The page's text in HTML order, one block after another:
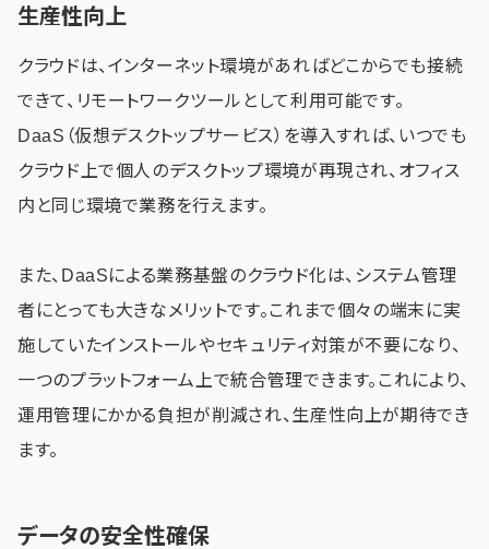
生産性向上
クラウドは、インターネット環境があればどこからでも接続
できて、リモートワークツールとして利用可能です。
DaaS（仮想デスクトップサービス）を導入すれば、いつでも
クラウド上で個人のデスクトップ環境が再現され、オフィス
内と同じ環境で業務を行えます。
また、DaaSによる業務基盤のクラウド化は、システム管理
者にとっても大きなメリットです。これまで個々の端末に実
施していたインストールやセキュリティ対策が不要になり、
一つのプラットフォーム上で統合管理できます。これにより、
運用管理にかかる負担が削減され、生産性向上が期待でき
ます。
データの安全性確保